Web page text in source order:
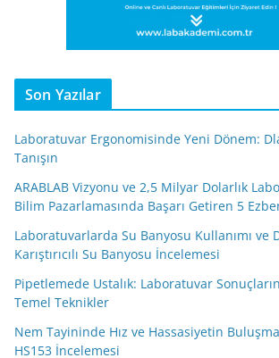
Son Yazılar
Laboratuvar Ergonomisinde Yeni Dönem:
Tanışın
ARABLAB Vizyonu ve 2,5 Milyar Dolarlık
Bilim Pazarlamasında Başarı Getiren 5
Laboratuvarlarda Su Banyosu Kullanımı ve
Karıştırıcılı Su Banyosu İncelemesi
Pipetlemede Ustalık: Laboratuvar
Temel Teknikler
Nem Tayininde Hız ve Hassasiyetin
HS153 İncelemesi